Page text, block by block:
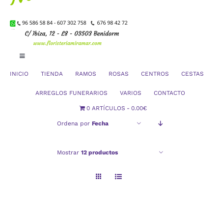
Toggle
INICIO TIENDA RAMOS ROSAS CENTROS CESTAS
ARREGLOS FUNERARIOS VARIOS CONTACTO
0 ARTÍCULOS 0.00€
Ordena por Fecha
Mostrar 12 productos